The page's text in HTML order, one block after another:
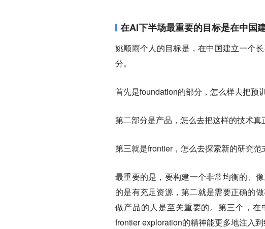
在AI下半场最重要的目标是在中国
姚顺雨个人的目标是，在中国建立一个
分。
首先是foundation的部分，怎么样去把预
第二部分是产品，怎么去把这样的技术真
第三就是frontier，怎么去探索新的研究范
最重要的是，要构建一个非常均衡的、
的是有充足资源，第二就是需要正确的
做产品的人是至关重要的。第三个，
frontier exploration的精神能更多地注入到